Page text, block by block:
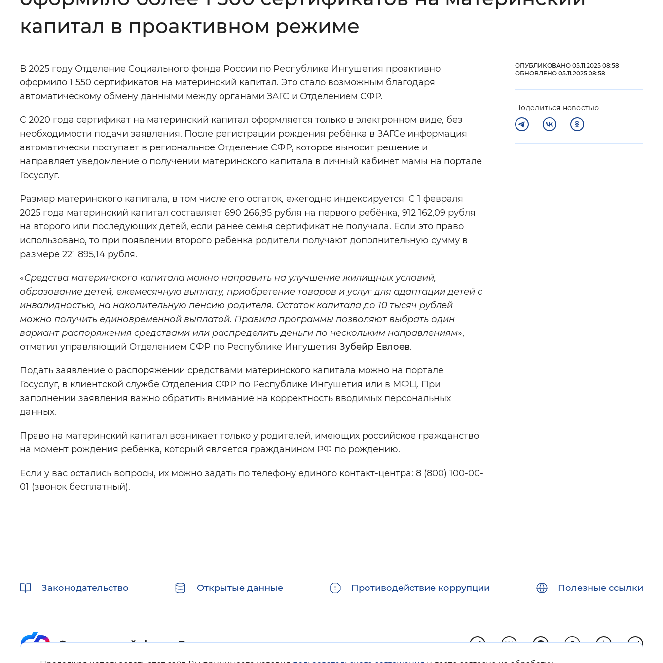
Звуковой ассистент: Воспроизвести Остановить Повторить
Вернуть стандартные настройки
капитал в проактивном режиме
В 2025 году Отделение Социального фонда России по Республике Ингушетия проактивно
оформило 1 550 сертификатов на материнский капитал. Это стало возможным благодаря
автоматическому обмену данными между органами ЗАГС и Отделением СФР.
С 2020 года сертификат на материнский капитал оформляется только в электронном виде, без
необходимости подачи заявления. После регистрации рождения ребёнка в ЗАГСе информация
автоматически поступает в региональное Отделение СФР, которое выносит решение и
направляет уведомление о получении материнского капитала в личный кабинет мамы на портале
Госуслуг.
Размер материнского капитала, в том числе его остаток, ежегодно индексируется. С 1 февраля
2025 года материнский капитал составляет 690 266,95 рубля на первого ребёнка, 912 162,09 рубля
на второго или последующих детей, если ранее семья сертификат не получала. Если это право
использовано, то при появлении второго ребёнка родители получают дополнительную сумму в
размере 221 895,14 рубля.
«Средства материнского капитала можно направить на улучшение жилищных условий,
образование детей, ежемесячную выплату, приобретение товаров и услуг для адаптации детей с
инвалидностью, на накопительную пенсию родителя. Остаток капитала до 10 тысяч рублей
можно получить единовременной выплатой. Правила программы позволяют выбрать один
вариант распоряжения средствами или распределить деньги по нескольким направлениям»,
отметил управляющий Отделением СФР по Республике Ингушетия Зубейр Евлоев.
Подать заявление о распоряжении средствами материнского капитала можно на портале
Госуслуг, в клиентской службе Отделения СФР по Республике Ингушетия или в МФЦ. При
заполнении заявления важно обратить внимание на корректность вводимых персональных
данных.
Право на материнский капитал возникает только у родителей, имеющих российское гражданство
на момент рождения ребёнка, который является гражданином РФ по рождению.
Если у вас остались вопросы, их можно задать по телефону единого контакт-центра: 8 (800) 100-00-
01 (звонок бесплатный).
ОПУБЛИКОВАНО 05.11.2025 08:58
ОБНОВЛЕНО 05.11.2025 08:58
Поделиться новостью
ссылкиЗаконодательство Открытые данные Противодействие коррупции Полезные ссылки